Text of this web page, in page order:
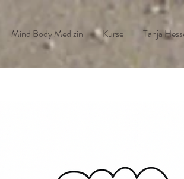
Mind Body Medizin Kurse Tanja